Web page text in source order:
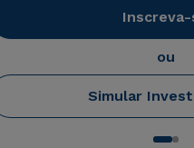
Inscreva-
ou
Simular